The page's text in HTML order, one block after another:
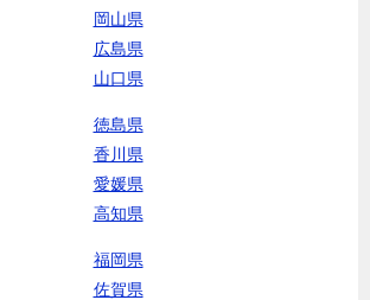
岡山県
広島県
山口県
徳島県
香川県
愛媛県
高知県
福岡県
佐賀県